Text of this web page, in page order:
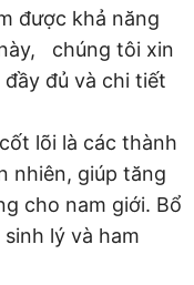
được khả năng
chúng tôi xin
đủ và chi tiết
lõi là các thành
nhiên, giúp tăng
cho nam giới. Bổ
lý và ham